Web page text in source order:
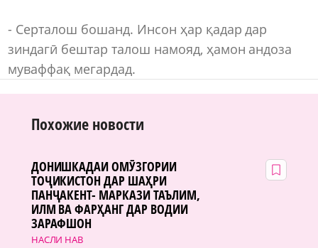
- Серталош бошанд. Инсон ҳар қадар дар
зиндагӣ бештар талош намояд, ҳамон андоза
муваффақ мегардад.
Похожие новости
НАСЛИ НАВ
ДОНИШКАДАИ ОМӮЗГОРИИ
ТОҶИКИСТОН ДАР ШАҲРИ
ПАНҶАКЕНТ- МАРКАЗИ ТАЪЛИМ,
ИЛМ ВА ФАРҲАНГ ДАР ВОДИИ
ЗАРАФШОН